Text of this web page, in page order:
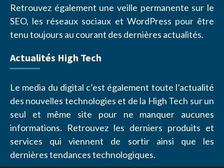
Retrouvez également une veille permanente sur le
SEO, les réseaux sociaux et WordPress pour être
tenu toujours au courant des dernières actualités.
Actualités High Tech
Le media du digital c’est également toute l’actualité
des nouvelles technologies et de la High Tech sur un
seul et même site pour ne manquer aucunes
informations. Retrouvez les derniers produits et
services qui viennent de sortir ainsi que les
dernières tendances technologiques.